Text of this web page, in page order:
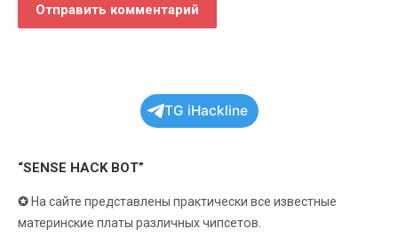
TG iHackline
“SENSE HACK BOT”
✪ На сайте представлены практически все известные
материнские платы различных чипсетов.